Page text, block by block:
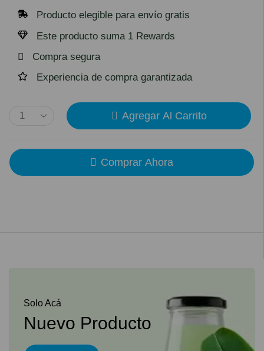
Producto elegible para envío gratis
Este producto suma 1 Rewards
Compra segura
Experiencia de compra garantizada
Agregar Al Carrito
Comprar Ahora
Solo Acá
Nuevo Producto